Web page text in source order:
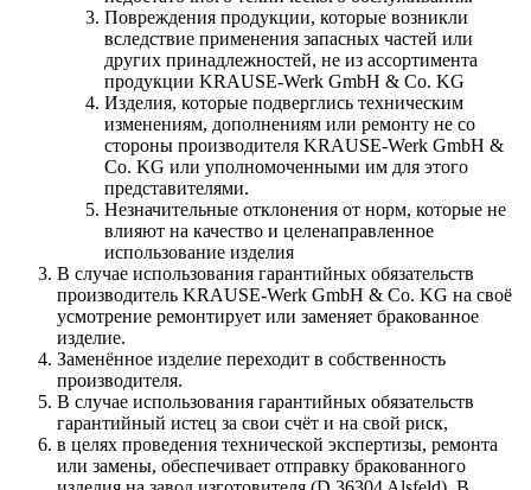
Повреждения продукции, которые возникли
вследствие применения запасных частей или
других принадлежностей, не из ассортимента
продукции KRAUSE-Werk GmbH & Со. KG
Изделия, которые подверглись техническим
изменениям, дополнениям или ремонту не со
стороны производителя KRAUSE-Werk GmbH &
Со. KG или уполномоченными им для этого
представителями.
Незначительные отклонения от норм, которые не
влияют на качество и целенаправленное
использование изделия
В случае использования гарантийных обязательств
производитель KRAUSE-Werk GmbH & Со. KG на своё
усмотрение ремонтирует или заменяет бракованное
изделие.
Заменённое изделие переходит в собственность
производителя.
В случае использования гарантийных обязательств
гарантийный истец за свои счёт и на свой риск,
в целях проведения технической экспертизы, ремонта
или замены, обеспечивает отправку бракованного